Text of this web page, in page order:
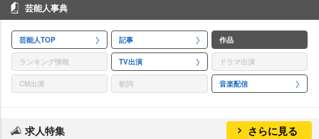
芸能人事典
芸能人TOP 記事 作品
ランキング情報 TV出演 ドラマ出演
CM出演 歌詞 音楽配信
求人特集 さらに見る